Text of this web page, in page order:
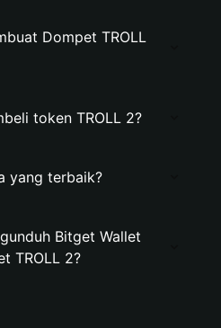
Dompet TROLL
token TROLL 2?
yang terbaik?
Bitget Wallet
TROLL 2?